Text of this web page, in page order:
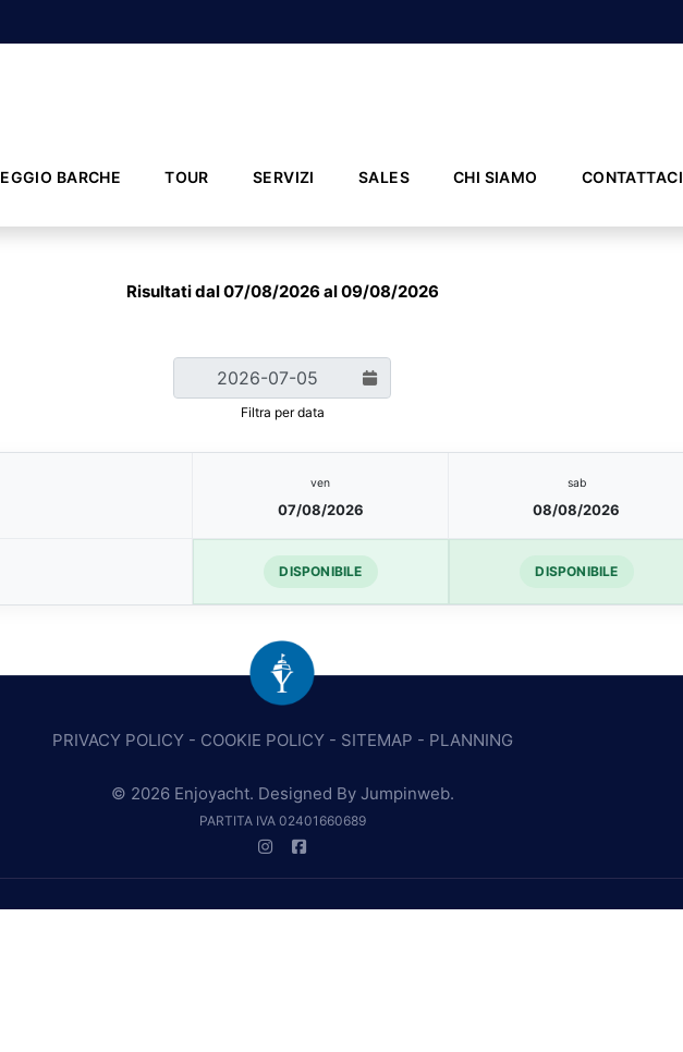
BARCHE TOUR SERVIZI SALES CHI SIAMO CONTATTACI
Risultati dal 07/08/2026 al 09/08/2026
Filtra per data
ven
07/08/2026
sab
08/08/2026
DISPONIBILE DISPONIBILE
PRIVACY POLICY- COOKIE POLICY- SITEMAP - PLANNING
© 2026 Enjoyacht. Designed By Jumpinweb.
PARTITA IVA 02401660689